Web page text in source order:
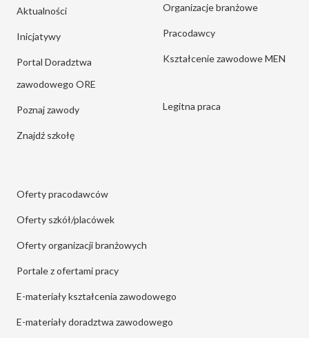
Aktualności
Inicjatywy
Portal Doradztwa
zawodowego ORE
Poznaj zawody
Znajdź szkołę
Organizacje branżowe
Pracodawcy
Kształcenie zawodowe MEN
Legitna praca
Oferty pracodawców
Oferty szkół/placówek
Oferty organizacji branżowych
Portale z ofertami pracy
E-materiały kształcenia zawodowego
E-materiały doradztwa zawodowego